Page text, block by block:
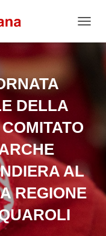
DELLA
AL
REGIONE